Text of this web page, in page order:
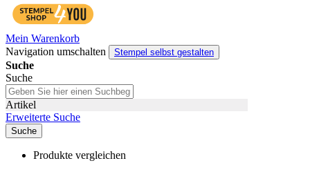
Mein Warenkorb
Navigation umschalten
Stempel selbst gestalten
Suche
Suche
Artikel
Erweiterte Suche
Suche
Produkte vergleichen